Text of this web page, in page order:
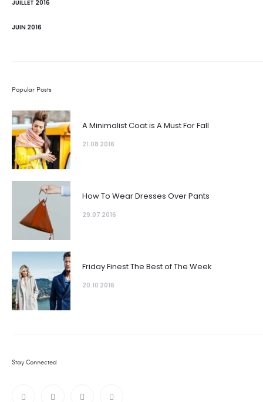
JUILLET 2016
JUIN 2016
Popular Posts
A Minimalist Coat is A Must For Fall
21.08 2016
How To Wear Dresses Over Pants
29.07 2016
Friday Finest The Best of The Week
20.10 2016
Stay Connected